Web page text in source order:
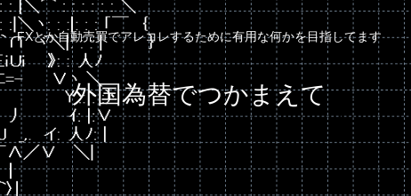
FXとか自動売買でアレコレするために有用な何かを目指してます
外国為替でつかまえて